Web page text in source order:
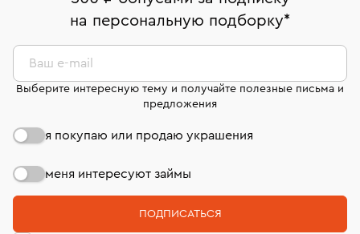
комиссионных украшений и часов смотрите на
странице«Возврат украшений»
филиала - 1 день, не считая день бронирования.
На особо ценные изделия получены
сертификаты МГУ и других геммологических
лабораторий
на персональную подборку*
Ваш e-mail
Выберите интересную тему и получайте полезные письма и
предложения
я покупаю или продаю украшения
меня интересуют займы
ПОДПИСАТЬСЯ